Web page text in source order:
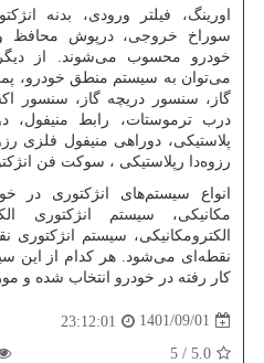
اورینگ، فیلتر ورودی، بدنه
سوراخ خروجی، درپوش محافظ
خودرو محسوب می‌شوند. از دیگر
می‌توان به سیستم منطق خودرو، پمپ
گاز، سنسور دریچه گاز، سنسور
درب ترموستات، رابط منیفول،
پلاستیکی، دوراهی منیفول فلزی
رزوه‌دا رپلاستیکی ، سوکت فن
انواع سیستم‌های انژکتوری در
مکانیکی، سیستم انژکتوری
الکترومکانیکی، سیستم
نقطه‌ای می‌شود. هر کدام از این
کار رفته در خودرو انتخاب شده و
1401/09/01
23:12:01
5.0
/
5